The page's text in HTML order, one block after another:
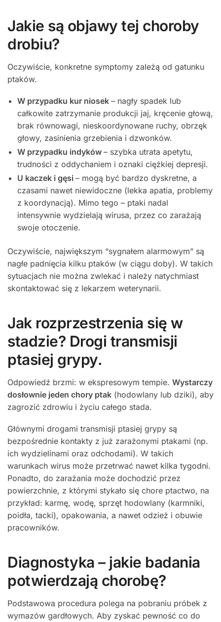
Jakie są objawy tej choroby
drobiu?
Oczywiście, konkretne symptomy zależą od gatunku
ptaków.
W przypadku kur niosek – nagły spadek lub
całkowite zatrzymanie produkcji jaj, kręcenie głową,
brak równowagi, nieskoordynowane ruchy, obrzęk
głowy, zasinienia grzebienia i dzwonków.
W przypadku indyków – szybka utrata apetytu,
trudności z oddychaniem i oznaki ciężkiej depresji.
U kaczek i gęsi – mogą być bardzo dyskretne, a
czasami nawet niewidoczne (lekka apatia, problemy
z koordynacją). Mimo tego – ptaki nadal
intensywnie wydzielają wirusa, przez co zarażają
swoje otoczenie.
Oczywiście, największym “sygnałem alarmowym” są
nagłe padnięcia kilku ptaków (w ciągu doby). W takich
sytuacjach nie można zwlekać i należy natychmiast
skontaktować się z lekarzem weterynarii.
Jak rozprzestrzenia się w
stadzie? Drogi transmisji
ptasiej grypy.
Odpowiedź brzmi: w ekspresowym tempie. Wystarczy
dosłownie jeden chory ptak (hodowlany lub dziki), aby
zagrozić zdrowiu i życiu całego stada.
Głównymi drogami transmisji ptasiej grypy są
bezpośrednie kontakty z już zarażonymi ptakami (np.
ich wydzielinami oraz odchodami). W takich
warunkach wirus może przetrwać nawet kilka tygodni.
Ponadto, do zarażania może dochodzić przez
powierzchnie, z którymi stykało się chore ptactwo, na
przykład: karmę, wodę, sprzęt hodowlany (karmniki,
poidła, tacki), opakowania, a nawet odzież i obuwie
pracowników.
Diagnostyka – jakie badania
potwierdzają chorobę?
Podstawowa procedura polega na pobraniu próbek z
wymazów gardłowych. Aby zyskać pewność co do